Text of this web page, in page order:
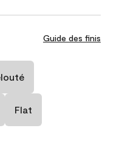
Guide des finis
Flat